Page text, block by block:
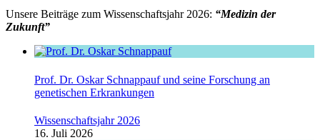
Unsere Beiträge zum Wissenschaftsjahr 2026: “Medizin der
Zukunft”
Prof. Dr. Oskar Schnappauf und seine Forschung an
genetischen Erkrankungen
Wissenschaftsjahr 2026
16. Juli 2026